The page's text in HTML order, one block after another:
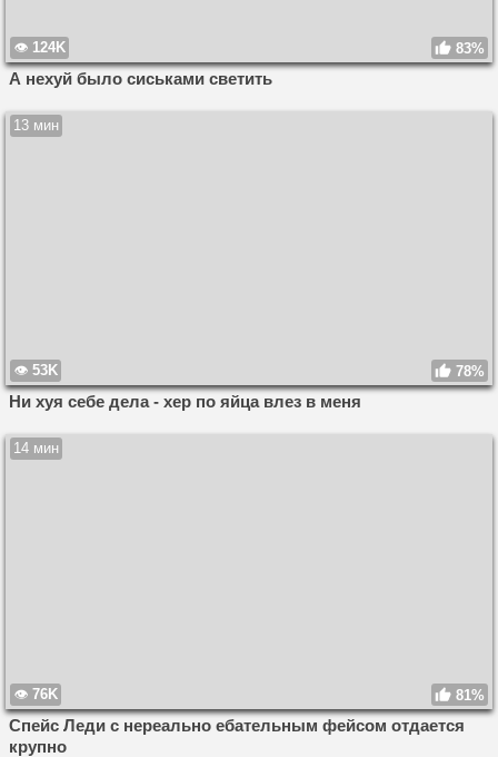
124K 83%
А нехуй было сиськами светить
13 мин
53K 78%
Ни хуя себе дела - хер по яйца влез в меня
14 мин
76K 81%
Спейс Леди с нереально ебательным фейсом отдается
крупно